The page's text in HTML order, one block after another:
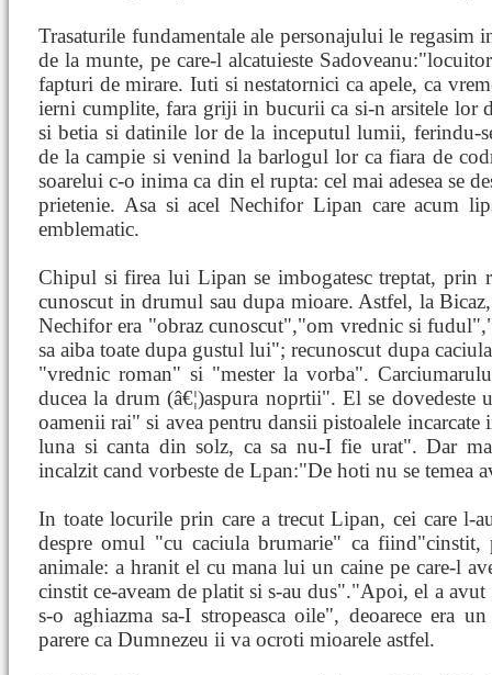
Trasaturile fundamentale ale personajului le
de la munte, pe care-l alcatuieste
fapturi de mirare. Iuti si nestatornici ca apele, ca
ierni cumplite, fara griji in bucurii ca si-n arsitele lor
si betia si datinile lor de la inceputul lumii, ferindu-
de la campie si venind la barlogul lor ca fiara de
soarelui c-o inima ca din el rupta: cel mai adesea se
prietenie. Asa si acel Nechifor Lipan care acum
emblematic.
Chipul si firea lui Lipan se imbogatesc treptat, prin
cunoscut in drumul sau dupa mioare. Astfel, la
Nechifor era "obraz cunoscut","om vrednic si
sa aiba toate dupa gustul lui"; recunoscut dupa
"vrednic roman" si "mester la vorba".
ducea la drum (â€¦)aspura noprtii". El se dovedeste
oamenii rai" si avea pentru dansii pistoalele incarcate
luna si canta din solz, ca sa nu-I fie urat". Dar
incalzit cand vorbeste de Lpan:"De hoti nu se temea
In toate locurile prin care a trecut Lipan, cei care l-
despre omul "cu caciula brumarie" ca
animale: a hranit el cu mana lui un caine pe care-l
cinstit ce-aveam de platit si s-au dus"."Apoi, el a avut
s-o aghiazma sa-I stropeasca oile", deoarece era
parere ca Dumnezeu ii va ocroti mioarele astfel.